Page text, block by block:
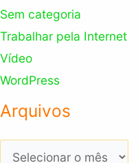
Sem categoria
Trabalhar pela Internet
Vídeo
WordPress
Arquivos
Arquivos